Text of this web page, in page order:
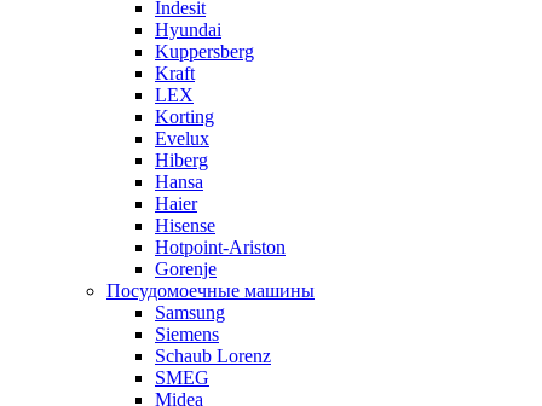
Indesit
Hyundai
Kuppersberg
Kraft
LEX
Korting
Evelux
Hiberg
Hansa
Haier
Hisense
Hotpoint-Ariston
Gorenje
Посудомоечные машины
Samsung
Siemens
Schaub Lorenz
SMEG
Midea